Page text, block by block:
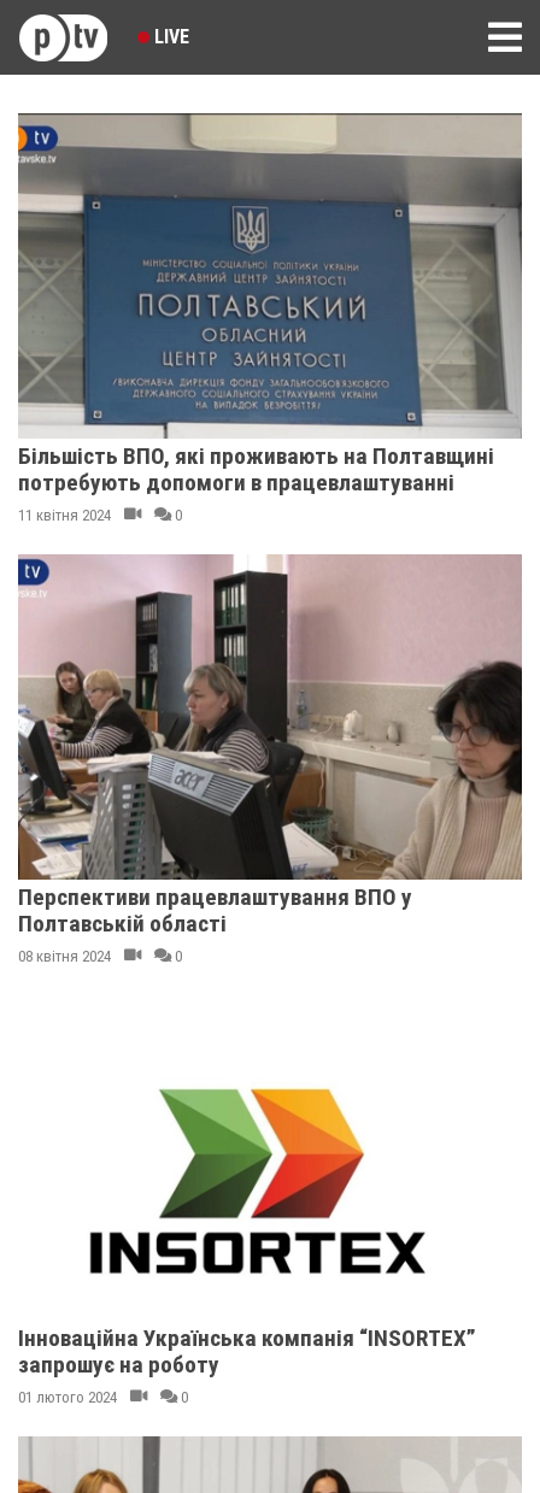
LIVE
Більшість ВПО, які проживають на Полтавщині
потребують допомоги в працевлаштуванні
11 квітня 2024 0
Перспективи працевлаштування ВПО у
Полтавській області
08 квітня 2024 0
Інноваційна Українська компанія “INSORTEX”
запрошує на роботу
01 лютого 2024 0